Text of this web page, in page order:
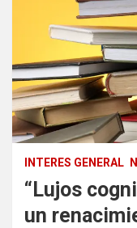
INTERES GENERAL
“Lujos
un